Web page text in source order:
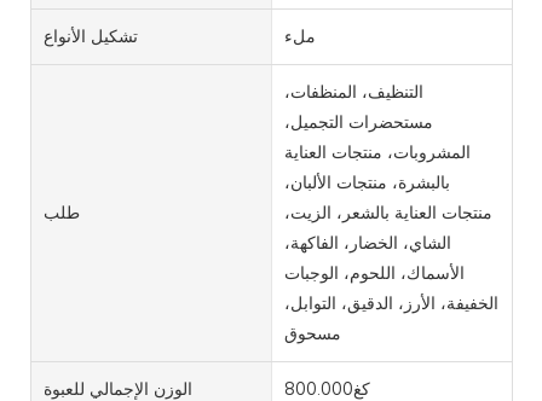
تشكيل الأنواع ملء
طلب
التنظيف، المنظفات،
مستحضرات التجميل،
المشروبات، منتجات العناية
بالبشرة، منتجات الألبان،
منتجات العناية بالشعر، الزيت،
الشاي، الخضار، الفاكهة،
الأسماك، اللحوم، الوجبات
الخفيفة، الأرز، الدقيق، التوابل،
مسحوق
الوزن الإجمالي للعبوة كغ800.000